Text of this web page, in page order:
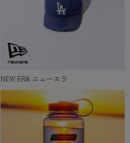
NEW ERA ニューエラ